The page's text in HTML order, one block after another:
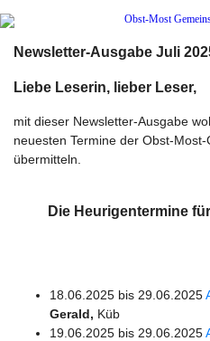
Newsletter-Ausgabe Juli
Liebe Leserin, lieber Leser,
mit dieser Newsletter-Ausgabe
neuesten Termine der Obst-
übermitteln.
Die Heurigentermine
18.06.2025 bis 29.06.2025
Gerald, Küb
19.06.2025 bis 29.06.2025